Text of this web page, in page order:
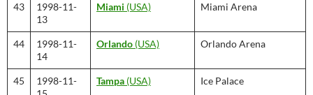
43
1998-11-
13
Miami (USA) Miami Arena
44
1998-11-
14
Orlando (USA) Orlando Arena
45
1998-11-
Tampa (USA) Ice Palace